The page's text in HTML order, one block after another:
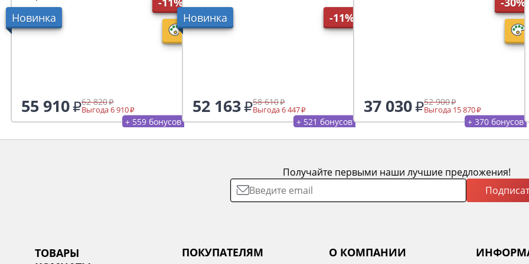
Новинка
(нераскладное)
55 910 62 820
Выгода 6 910
+ 559 бонусов
Новинка -11%
52 163 58 610
Выгода 6 447
+ 521 бонусов
37 030 52 900
Выгода 15 870
+ 370 бонусов
Получайте первыми наши лучшие предложения!
ТОВАРЫ
ПОКУПАТЕЛЯМ О КОМПАНИИ